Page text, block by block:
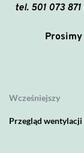
tel. 501 073
Wcześniejszy
Przegląd